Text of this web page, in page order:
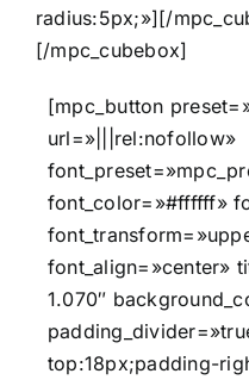
radius:5px;»][/
[/mpc_cubebox]
[mpc_button
url=»|||rel:nofollow»
font_color=»#ffffff»
font_align=»center»
1.070″
top:18px;padding-